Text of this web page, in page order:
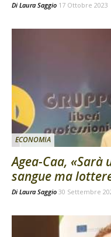
Di Laura Saggio 17 Ottobre 2023
ECONOMIA
Agea-Caa,
sangue ma
Di Laura Saggio 30 Settembre